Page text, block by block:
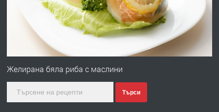
КУБА
преди 2 дни
Продавам парцел в гр. Хасково кв.
асфалт 0889 537 426
Желирана бяла риба с маслини
Търси